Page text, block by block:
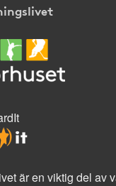
är en viktig del av